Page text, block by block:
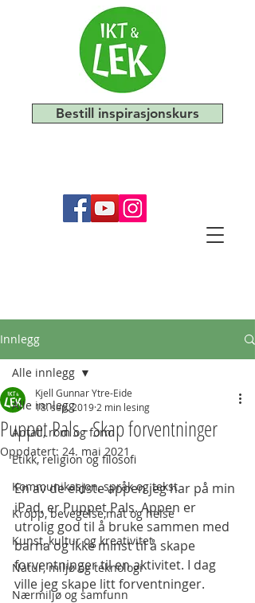
Bestill inspirasjonskurs
Innlegg
Alle innlegg
Antall, rom og form
Etikk, religion og filosofi
Kommunikasjon, språk og tekst
Kropp, bevegelse,mat og helse
Kunst, kultur og kreativitet
Natur, miljø og teknologi
Nærmiljø og samfunn
Alle innlegg
Puppet Pals - Skap forventninger
Kjell Gunnar Ytre-Eide
18. sep. 2019 2 min lesing
Oppdatert: 24. mai 2021
En av de eldste appen jeg har på min
iPad, er Puppet Pals. Appen er
utrolig god til å bruke sammen med
barna og ikke minst til å skape
forventninger til en aktivitet. I dag
ville jeg skape litt forventninger.